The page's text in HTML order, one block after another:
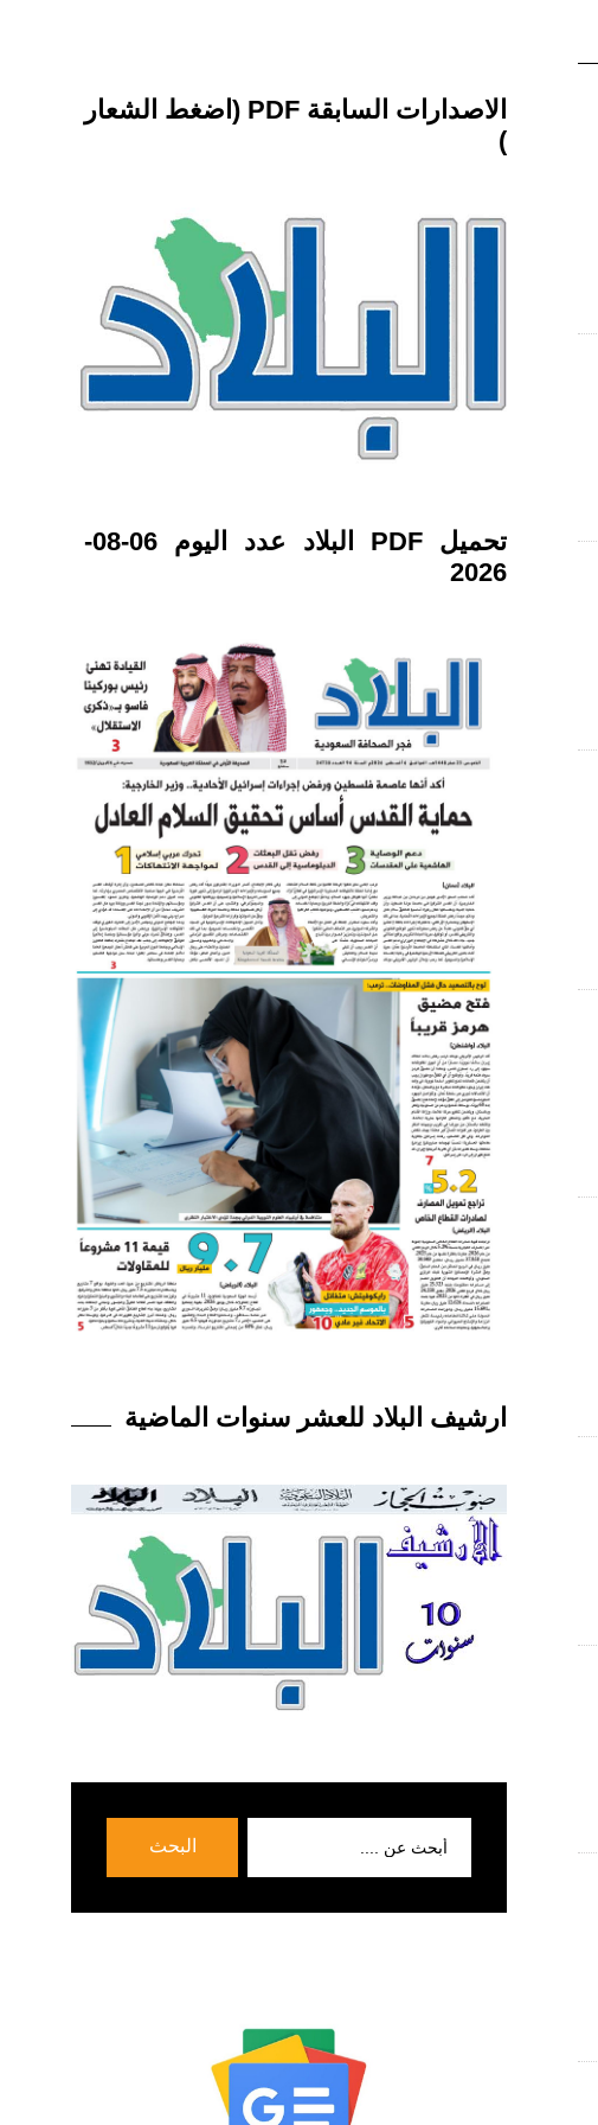
الاصدارات السابقة PDF (اضغط الشعار
)
تحميل PDF البلاد عدد اليوم 06-08-
2026
ارشيف البلاد للعشر سنوات الماضية
البحث